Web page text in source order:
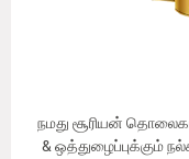
நமது சூரியன்
& ஒத்துழைப்புக்கும்